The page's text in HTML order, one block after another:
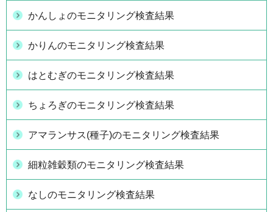
かんしょのモニタリング検査結果
かりんのモニタリング検査結果
はとむぎのモニタリング検査結果
ちょろぎのモニタリング検査結果
アマランサス(種子)のモニタリング検査結果
細粒雑穀類のモニタリング検査結果
なしのモニタリング検査結果